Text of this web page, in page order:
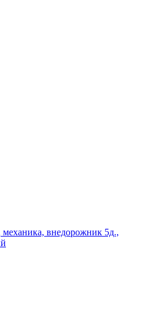
механика, внедорожник 5д.,